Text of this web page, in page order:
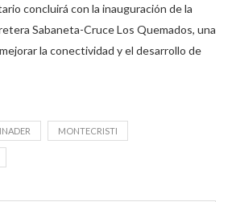
concluirá con la inauguración de la
Sabaneta-Cruce Los Quemados, una
la conectividad y el desarrollo de
MONTECRISTI